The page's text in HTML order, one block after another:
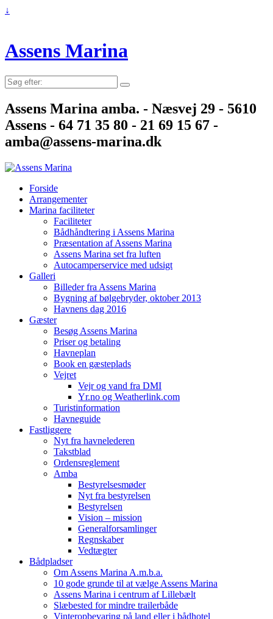
↓
Assens Marina
Søg
efter:
Assens Marina amba. - Næsvej 29 - 5610
Assens - 64 71 35 80 - 21 69 15 67 -
amba@assens-marina.dk
Forside
Arrangementer
Marina faciliteter
Faciliteter
Bådhåndtering i Assens Marina
Præsentation af Assens Marina
Assens Marina set fra luften
Autocamperservice med udsigt
Galleri
Billeder fra Assens Marina
Bygning af bølgebryder, oktober 2013
Havnens dag 2016
Gæster
Besøg Assens Marina
Priser og betaling
Havneplan
Book en gæsteplads
Vejret
Vejr og vand fra DMI
Yr.no og Weatherlink.com
Turistinformation
Havneguide
Fastliggere
Nyt fra havnelederen
Takstblad
Ordensreglement
Amba
Bestyrelsesmøder
Nyt fra bestyrelsen
Bestyrelsen
Vision – mission
Generalforsamlinger
Regnskaber
Vedtægter
Bådpladser
Om Assens Marina A.m.b.a.
10 gode grunde til at vælge Assens Marina
Assens Marina i centrum af Lillebælt
Slæbested for mindre trailerbåde
Vinteropbevaring på land eller i bådhotel